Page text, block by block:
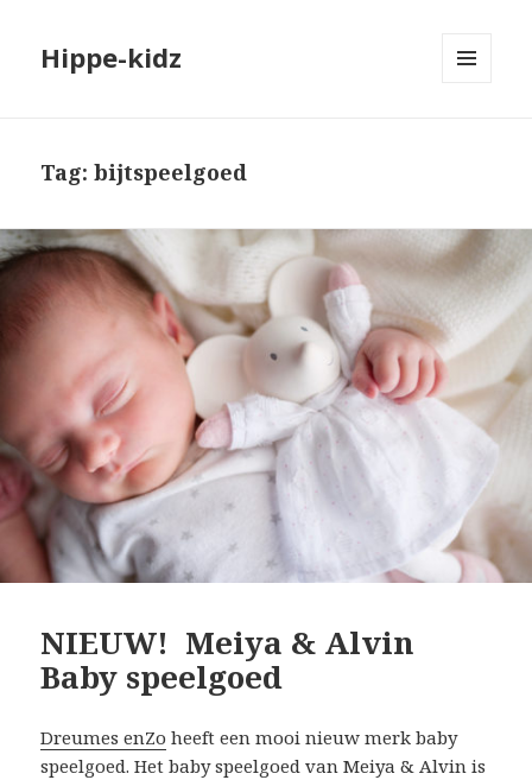
Hippe-kidz
Tag:bijtspeelgoed
NIEUW! Meiya & Alvin
Baby speelgoed
Dreumes enZo heeft een mooi nieuw merk baby
speelgoed. Het baby speelgoed van Meiya & Alvin is